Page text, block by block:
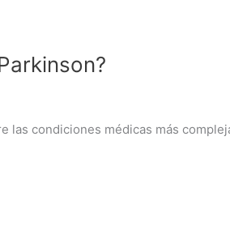
las condiciones médicas más